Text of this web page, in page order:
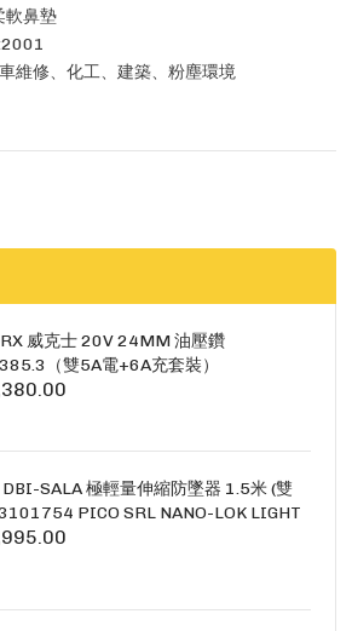
軟鼻墊
維修、化工、建築、粉塵環境
威克士 20V 24MM 油壓鑽
（雙5A電+6A充套裝）
SALA 極輕量伸縮防墜器 1.5米 (雙
PICO SRL NANO-LOK LIGHT
TWINS